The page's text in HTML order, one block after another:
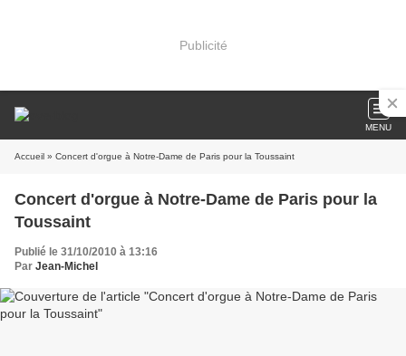
Publicité
MENU
Accueil » Concert d'orgue à Notre-Dame de Paris pour la Toussaint
Concert d'orgue à Notre-Dame de Paris pour la
Toussaint
Publié le 31/10/2010 à 13:16
Par Jean-Michel